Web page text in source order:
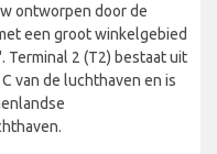
ontworpen door de
een groot winkelgebied
Terminal 2 (T2) bestaat uit
van de luchthaven en is